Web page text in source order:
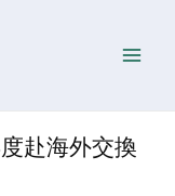
赴海外交換